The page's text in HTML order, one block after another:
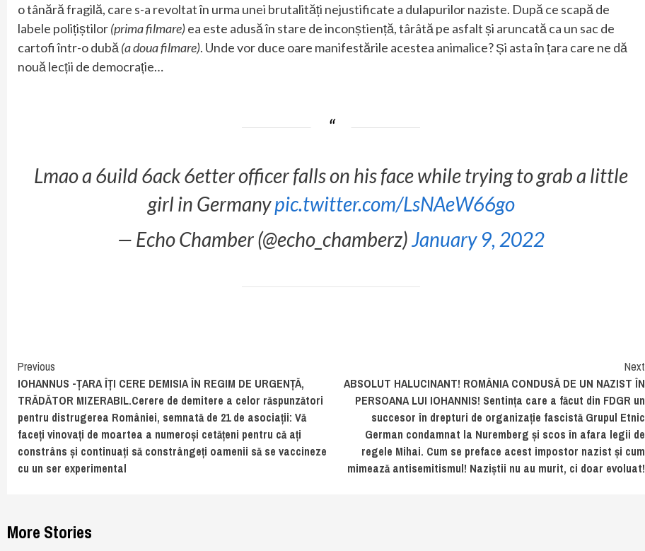
o tânără fragilă, care s-a revoltat în urma unei brutalități nejustificate a dulapurilor naziste. După ce scapă de
labele polițiștilor(prima filmare)ea este adusă în stare de inconștiență, târâtă pe asfalt și aruncată ca un sac de
cartofi într-o dubă (a doua filmare). Unde vor duce oare manifestările acestea animalice? Și asta în țara care ne dă
nouă lecții de democrație…
Lmao a 6uild 6ack 6etter officer falls on his face while trying to grab a little
girl in Germanypic.twitter.com/LsNAeW66go
— Echo Chamber (@echo_chamberz)January 9, 2022
Continue
Reading
Previous
IOHANNUS -ȚARA ÎȚI CERE DEMISIA ÎN REGIM DE URGENȚĂ,
TRĂDĂTOR MIZERABIL.Cerere de demitere a celor răspunzători
pentru distrugerea României, semnată de 21 de asociații: Vă
faceți vinovați de moartea a numeroși cetățeni pentru că ați
constrâns și continuați să constrângeți oamenii să se vaccineze
cu un ser experimental
Next
ABSOLUT HALUCINANT! ROMÂNIA CONDUSĂ DE UN NAZIST ÎN
PERSOANA LUI IOHANNIS! Sentința care a făcut din FDGR un
succesor în drepturi de organizație fascistă Grupul Etnic
German condamnat la Nuremberg și scos în afara legii de
regele Mihai. Cum se preface acest impostor nazist și cum
mimează antisemitismul! Naziștii nu au murit, ci doar evoluat!
More Stories